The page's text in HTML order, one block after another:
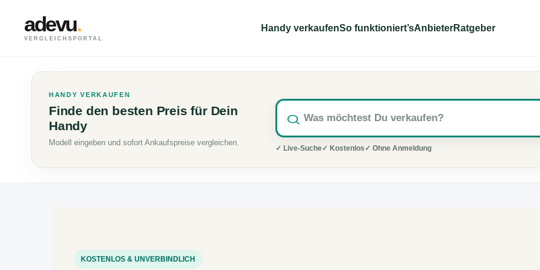
adevu.
VERGLEICHSPORTAL
Handy verkaufenSo funktioniert’sAnbieterRatgeber
HANDY VERKAUFEN
Finde den besten Preis für Dein
Handy
Modell eingeben und sofort Ankaufspreise vergleichen.
✓ Live-Suche✓ Kostenlos ✓ Ohne Anmeldung
KOSTENLOS & UNVERBINDLICH